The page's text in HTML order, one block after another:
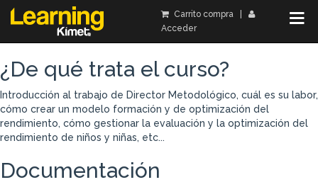
Carrito compra|
Acceder
¿De qué trata el curso?
Introducción al trabajo de Director Metodológico, cuál es su labor,
cómo crear un modelo formación y de optimización del
rendimiento, cómo gestionar la evaluación y la optimización del
rendimiento de niños y niñas, etc...
Documentación